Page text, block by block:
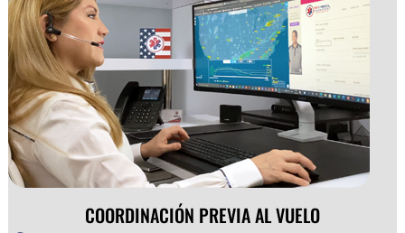
COORDINACIÓN PREVIA AL VUELO